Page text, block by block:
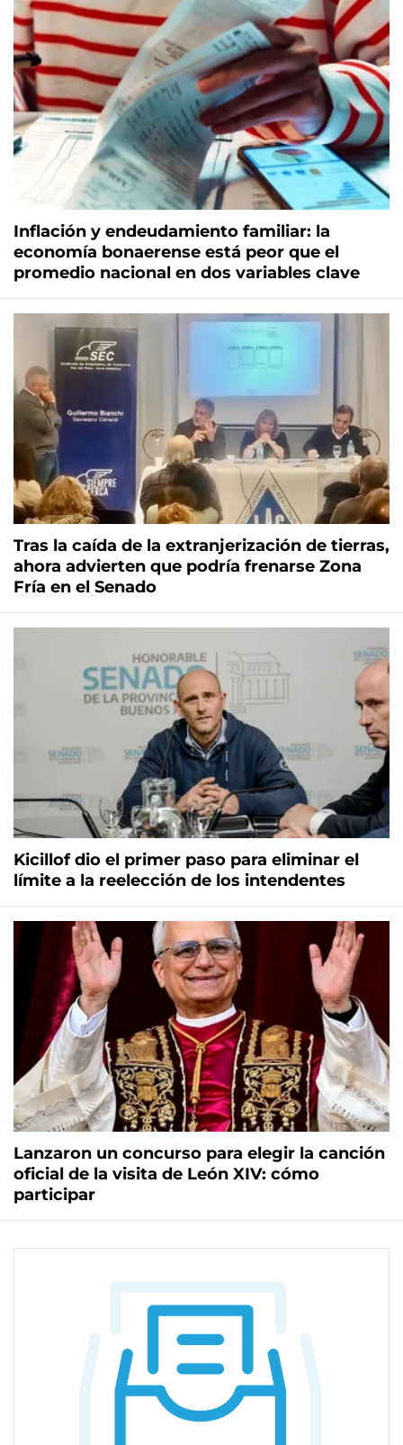
Inflación y endeudamiento familiar: la
economía bonaerense está peor que el
promedio nacional en dos variables clave
Tras la caída de la extranjerización de tierras,
ahora advierten que podría frenarse Zona
Fría en el Senado
Kicillof dio el primer paso para eliminar el
límite a la reelección de los intendentes
Lanzaron un concurso para elegir la canción
oficial de la visita de León XIV: cómo
participar